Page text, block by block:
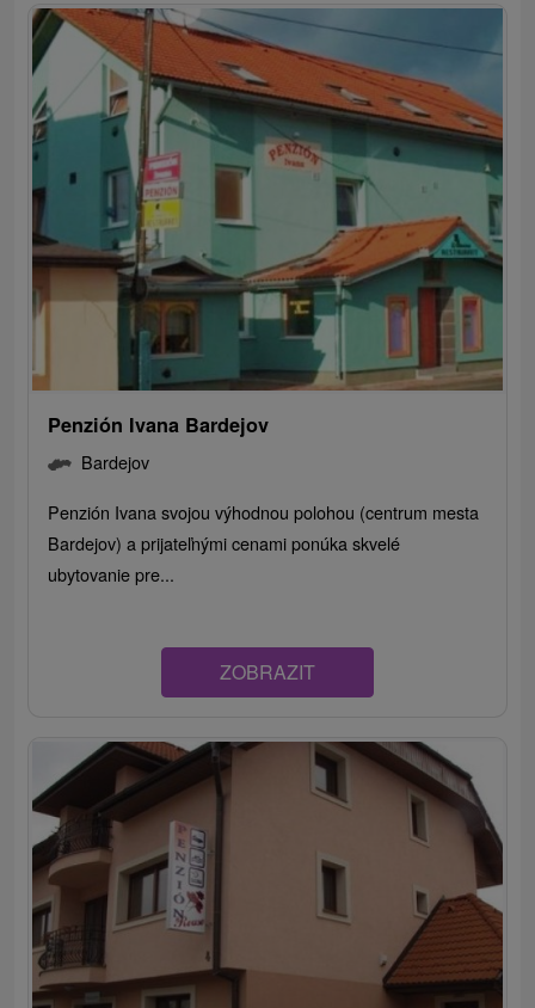
Penzión Ivana Bardejov
Bardejov
Penzión Ivana svojou výhodnou polohou (centrum mesta
Bardejov) a prijateľnými cenami ponúka skvelé
ubytovanie pre...
ZOBRAZIT